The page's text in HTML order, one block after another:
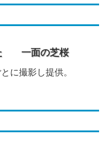
一面の芝桜
に撮影し提供。